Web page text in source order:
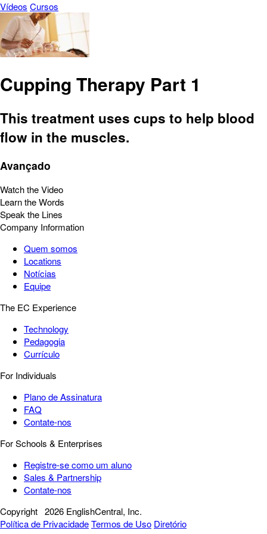
Vídeos Cursos
Cupping Therapy Part 1
This treatment uses cups to help blood
flow in the muscles.
Avançado
Watch the Video
Learn the Words
Speak the Lines
Company Information
Quem somos
Locations
Notícias
Equipe
The EC Experience
Technology
Pedagogia
Currículo
For Individuals
Plano de Assinatura
FAQ
Contate-nos
For Schools & Enterprises
Registre-se como um aluno
Sales & Partnership
Contate-nos
Copyright 2026 EnglishCentral, Inc.
Política de PrivacidadeTermos de Uso Diretório